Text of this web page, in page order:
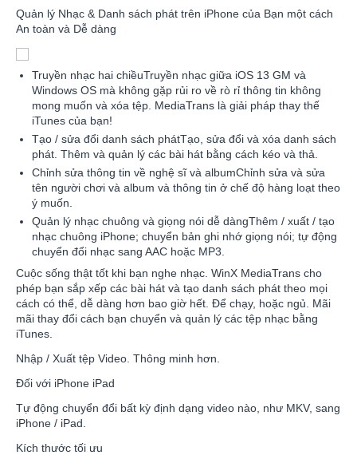
Quản lý Nhạc & Danh sách phát trên iPhone của Bạn một cách
An toàn và Dễ dàng
Truyền nhạc hai chiềuTruyền nhạc giữa iOS 13 GM và
Windows OS mà không gặp rủi ro về rò rỉ thông tin không
mong muốn và xóa tệp. MediaTrans là giải pháp thay thế
iTunes của bạn!
Tạo / sửa đổi danh sách phátTạo, sửa đổi và xóa danh sách
phát. Thêm và quản lý các bài hát bằng cách kéo và thả.
Chỉnh sửa thông tin về nghệ sĩ và albumChỉnh sửa và sửa
tên người chơi và album và thông tin ở chế độ hàng loạt theo
ý muốn.
Quản lý nhạc chuông và giọng nói dễ dàngThêm / xuất / tạo
nhạc chuông iPhone; chuyển bản ghi nhớ giọng nói; tự động
chuyển đổi nhạc sang AAC hoặc MP3.
Cuộc sống thật tốt khi bạn nghe nhạc. WinX MediaTrans cho
phép bạn sắp xếp các bài hát và tạo danh sách phát theo mọi
cách có thể, dễ dàng hơn bao giờ hết. Để chạy, hoặc ngủ. Mãi
mãi thay đổi cách bạn chuyển và quản lý các tệp nhạc bằng
iTunes.
Nhập / Xuất tệp Video. Thông minh hơn.
Đối với iPhone iPad
Tự động chuyển đổi bất kỳ định dạng video nào, như MKV, sang
iPhone / iPad.
Kích thước tối ưu